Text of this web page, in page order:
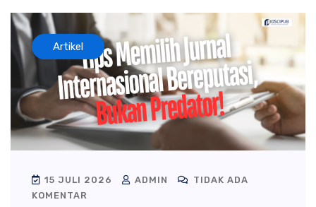
Artikel
15 JULI 2026 ADMIN
TIDAK ADA
KOMENTAR